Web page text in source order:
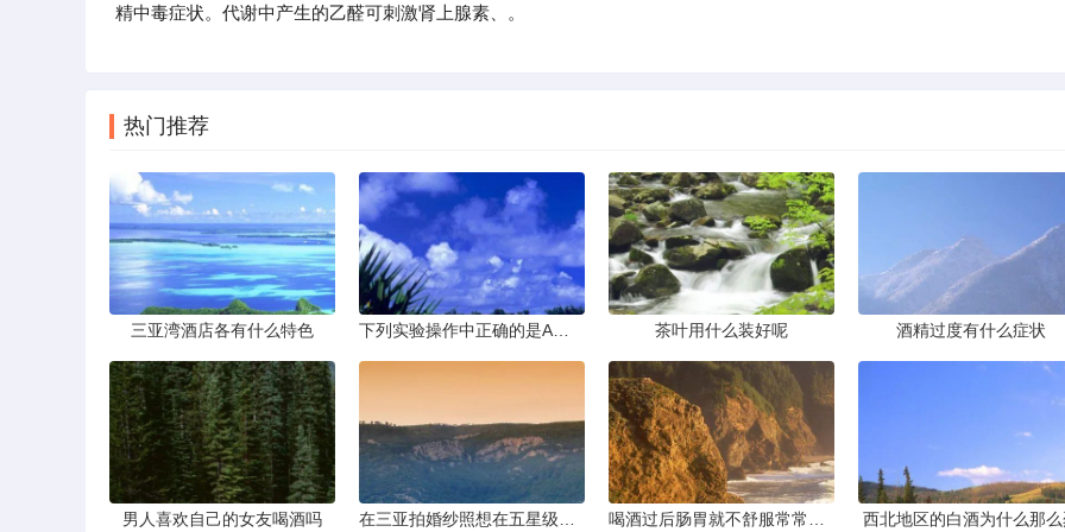
精中毒症状。代谢中产生的乙醛可刺激肾上腺素、。
热门推荐
三亚湾酒店各有什么特色 茶叶用什么装好呢 酒精过度有什么症状
男人喜欢自己的女友喝酒吗 西北地区的白酒为什么那